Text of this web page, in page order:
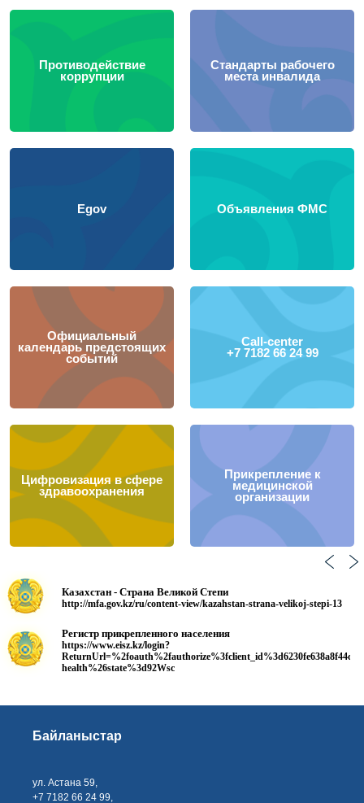
Противодействие
коррупции
Стандарты рабочего
места инвалида
Egov Объявления ФМС
Официальный
календарь предстоящих
событий
Call-center
+7 7182 66 24 99
Цифровизация в сфере
здравоохранения
Прикрепление к
медицинской
организации
Казахстан - Страна Великой Степи
http://mfa.gov.kz/ru/content-view/kazahstan-strana-velikoj-stepi-13
Регистр прикрепленного населения
https://www.eisz.kz/login?
health%26state%3d92Wsc
Байланыстар
ул. Астана 59,
+7 7182 66 24 99,